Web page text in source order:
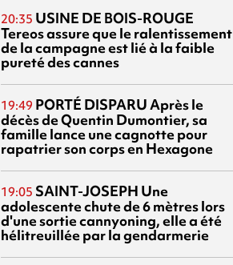
20:35 USINE DE BOIS-ROUGE
Tereos assure que le ralentissement
de la campagne est lié à la faible
pureté des cannes
19:49 PORTÉ DISPARUAprès le
décès de Quentin Dumontier, sa
famille lance une cagnotte pour
rapatrier son corps en Hexagone
19:05 SAINT-JOSEPH Une
adolescente chute de 6 mètres lors
d'une sortie cannyoning, elle a été
hélitreuillée par la gendarmerie